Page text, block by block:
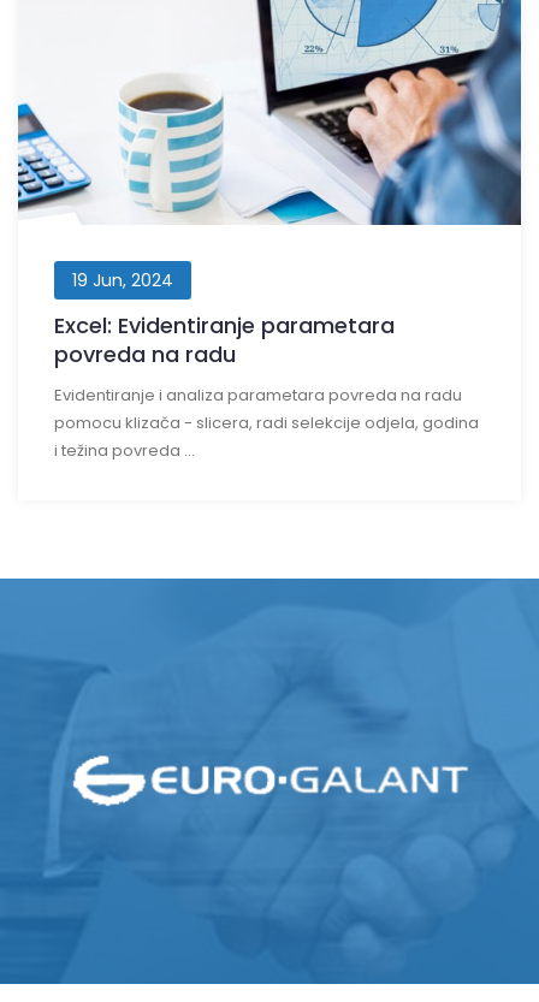
19 Jun, 2024
Excel: Evidentiranje parametara
povreda na radu
Evidentiranje i analiza parametara povreda na radu
pomocu klizača - slicera, radi selekcije odjela, godina
i težina povreda ...